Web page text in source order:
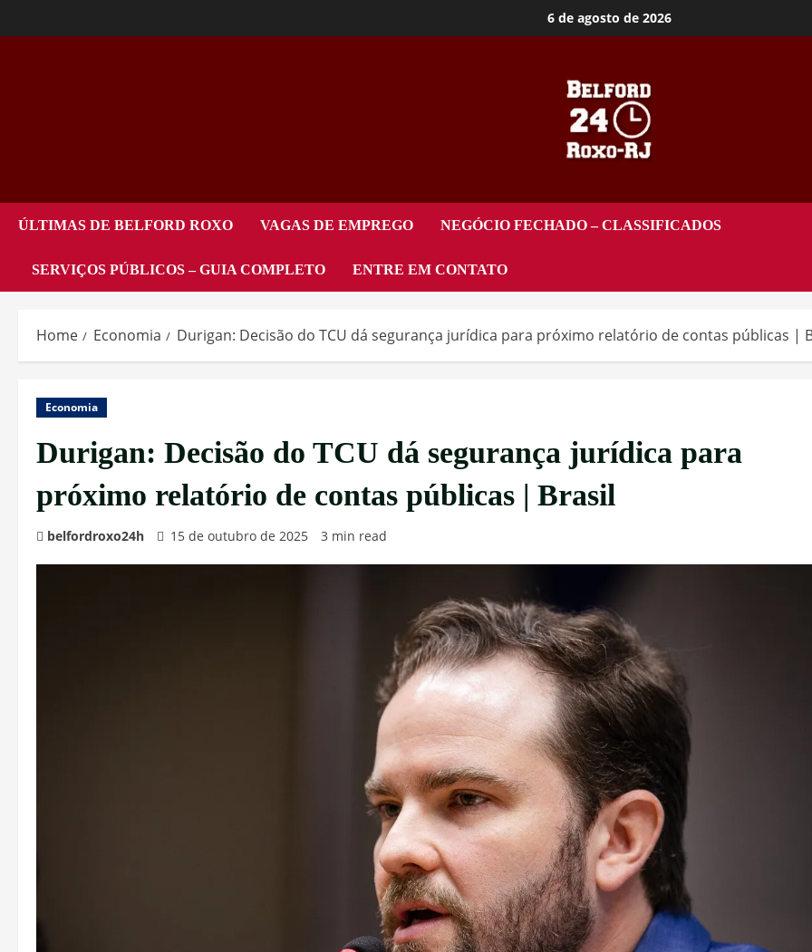
6 de agosto de 2026
ÚLTIMAS DE BELFORD ROXO VAGAS DE EMPREGO NEGÓCIO FECHADO – CLASSIFICADOS
SERVIÇOS PÚBLICOS – GUIA COMPLETO ENTRE EM CONTATO
Home Economia Durigan: Decisão do TCU dá segurança jurídica para próximo relatório de contas públicas |
Economia
Durigan: Decisão do TCU dá segurança jurídica para
próximo relatório de contas públicas | Brasil
belfordroxo24h 15 de outubro de 2025 3 min read